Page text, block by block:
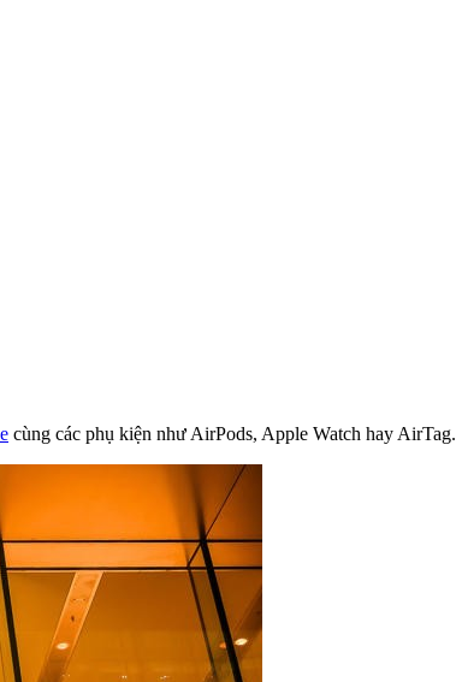
cùng các phụ kiện như AirPods, Apple Watch hay AirTag.